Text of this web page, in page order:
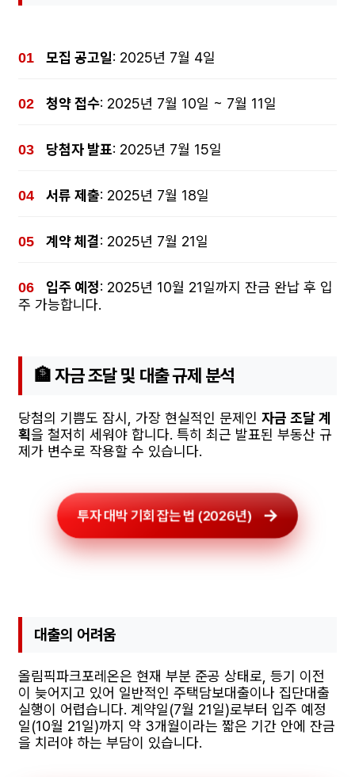
모집 공고일: 2025년 7월 4일
청약 접수: 2025년 7월 10일 ~ 7월 11일
당첨자 발표: 2025년 7월 15일
서류 제출: 2025년 7월 18일
계약 체결: 2025년 7월 21일
입주 예정: 2025년 10월 21일까지 잔금 완납 후 입
주 가능합니다.
🏦 자금 조달 및 대출 규제 분석
당첨의 기쁨도 잠시, 가장 현실적인 문제인 자금 조달 계
획을 철저히 세워야 합니다. 특히 최근 발표된 부동산 규
제가 변수로 작용할 수 있습니다.
투자 대박 기회 잡는 법 (2026년)
대출의 어려움
올림픽파크포레온은 현재 부분 준공 상태로, 등기 이전
이 늦어지고 있어 일반적인 주택담보대출이나 집단대출
실행이 어렵습니다. 계약일(7월 21일)로부터 입주 예정
일(10월 21일)까지 약 3개월이라는 짧은 기간 안에 잔금
을 치러야 하는 부담이 있습니다.